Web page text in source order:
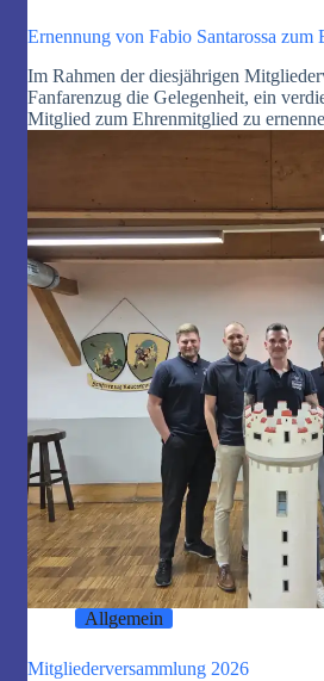
Ernennung von Fabio Santarossa zum
Im Rahmen der diesjährigen
Fanfarenzug die Gelegenheit, ein
Mitglied zum Ehrenmitglied zu
Allgemein
Mitgliederversammlung 2026